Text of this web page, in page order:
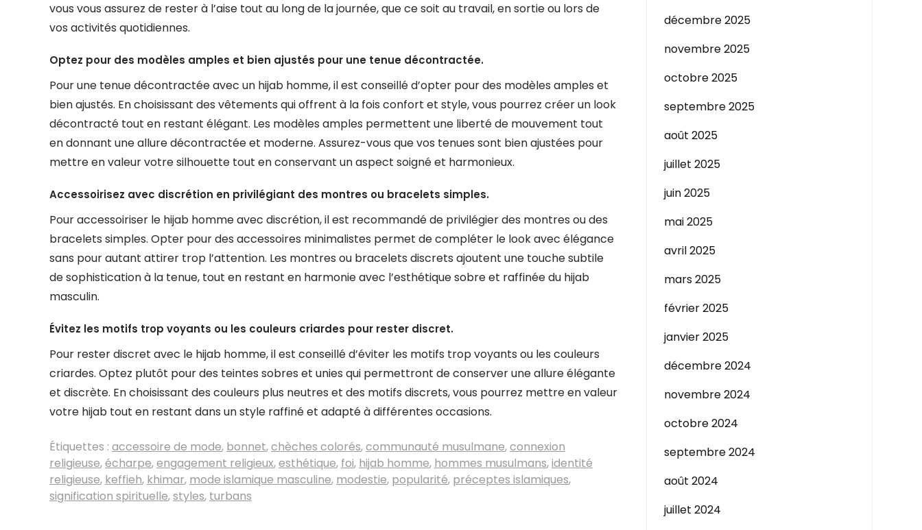
vous vous assurez de rester à l’aise tout au long de la journée, que ce soit au travail, en sortie ou lors de
vos activités quotidiennes.
Optez pour des modèles amples et bien ajustés pour une tenue décontractée.
Pour une tenue décontractée avec un hijab homme, il est conseillé d’opter pour des modèles amples et
bien ajustés. En choisissant des vêtements qui offrent à la fois confort et style, vous pourrez créer un look
décontracté tout en restant élégant. Les modèles amples permettent une liberté de mouvement tout
en donnant une allure décontractée et moderne. Assurez-vous que vos tenues sont bien ajustées pour
mettre en valeur votre silhouette tout en conservant un aspect soigné et harmonieux.
Accessoirisez avec discrétion en privilégiant des montres ou bracelets simples.
Pour accessoiriser le hijab homme avec discrétion, il est recommandé de privilégier des montres ou des
bracelets simples. Opter pour des accessoires minimalistes permet de compléter le look avec élégance
sans pour autant attirer trop l’attention. Les montres ou bracelets discrets ajoutent une touche subtile
de sophistication à la tenue, tout en restant en harmonie avec l’esthétique sobre et raffinée du hijab
masculin.
Évitez les motifs trop voyants ou les couleurs criardes pour rester discret.
Pour rester discret avec le hijab homme, il est conseillé d’éviter les motifs trop voyants ou les couleurs
criardes. Optez plutôt pour des teintes sobres et unies qui permettront de conserver une allure élégante
et discrète. En choisissant des couleurs plus neutres et des motifs discrets, vous pourrez mettre en valeur
votre hijab tout en restant dans un style raffiné et adapté à différentes occasions.
Étiquettes : accessoire de mode, bonnet,chèches colorés,communauté musulmane,connexion
religieuse,écharpe,engagement religieux,esthétique, foi, hijab homme, hommes musulmans,identité
religieuse, keffieh, khimar, mode islamique masculine, modestie, popularité, préceptes islamiques,
signification spirituelle,styles, turbans
décembre 2025
novembre 2025
octobre 2025
septembre 2025
août 2025
juillet 2025
juin 2025
mai 2025
avril 2025
mars 2025
février 2025
janvier 2025
décembre 2024
novembre 2024
octobre 2024
septembre 2024
août 2024
juillet 2024